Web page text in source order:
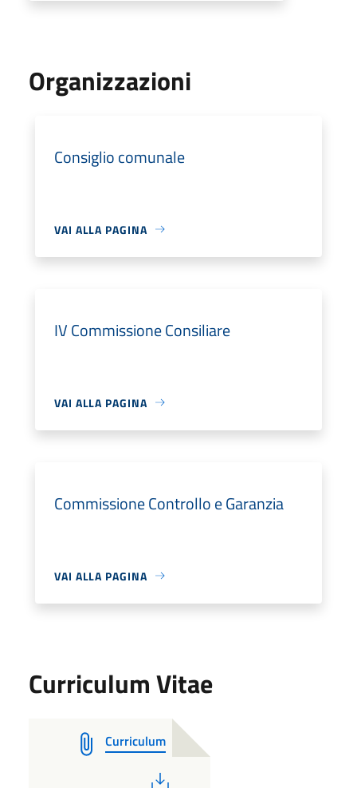
Organizzazioni
Consiglio comunale
VAI ALLA PAGINA
IV Commissione Consiliare
VAI ALLA PAGINA
Commissione Controllo e Garanzia
VAI ALLA PAGINA
Curriculum Vitae
Curriculum